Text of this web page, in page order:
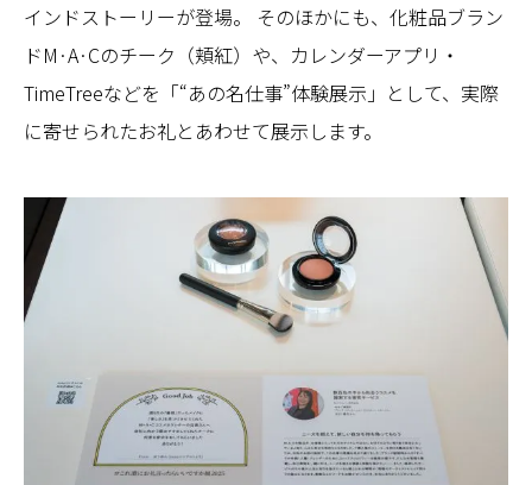
インドストーリーが登場。 そのほかにも、化粧品ブラン
ドM·A·Cのチーク（頬紅）や、カレンダーアプリ・
TimeTreeなどを「“あの名仕事”体験展示」として、実際
に寄せられたお礼とあわせて展示します。